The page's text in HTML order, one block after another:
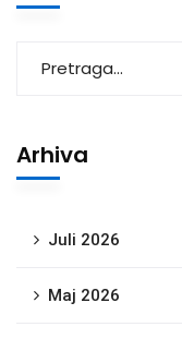
Arhiva
Juli 2026
Maj 2026